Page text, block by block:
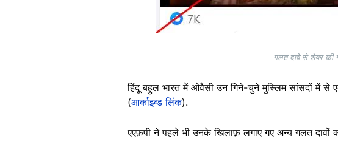
गलत दावे से शेयर की
हिंदू बहुल भारत में ओवैसी उन गिने-चुने मुस्लिम सांसदों में से एक
(आर्काइव्ड लिंक).
एएफ़पी ने पहले भी उनके खिलाफ़ लगाए गए अन्य गलत दावों